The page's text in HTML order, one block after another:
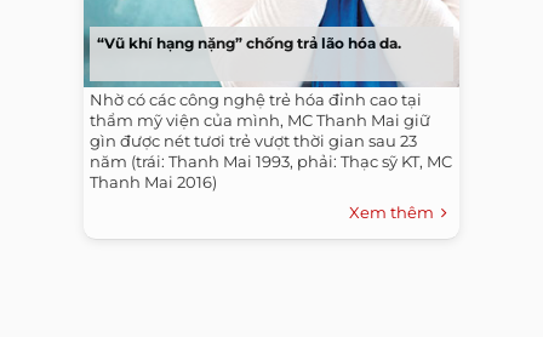
“Vũ khí hạng nặng” chống trả lão hóa da.
Nhờ có các công nghệ trẻ hóa đỉnh cao tại
thẩm mỹ viện của mình, MC Thanh Mai giữ
gìn được nét tươi trẻ vượt thời gian sau 23
năm (trái: Thanh Mai 1993, phải: Thạc sỹ KT, MC
Thanh Mai 2016)
Xem thêm